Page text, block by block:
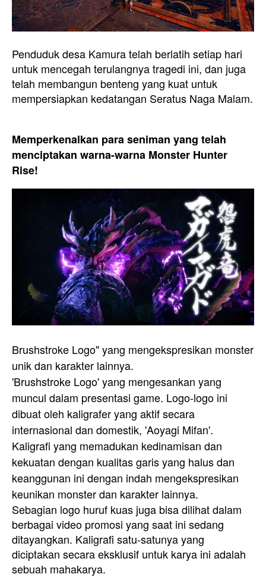
Penduduk desa Kamura telah berlatih setiap hari
untuk mencegah terulangnya tragedi ini, dan juga
telah membangun benteng yang kuat untuk
mempersiapkan kedatangan Seratus Naga Malam.
Memperkenalkan para seniman yang telah
menciptakan warna-warna Monster Hunter
Rise!
Brushstroke Logo" yang mengekspresikan monster
unik dan karakter lainnya.
'Brushstroke Logo' yang mengesankan yang
muncul dalam presentasi game. Logo-logo ini
dibuat oleh kaligrafer yang aktif secara
internasional dan domestik, 'Aoyagi Mifan'.
Kaligrafi yang memadukan kedinamisan dan
kekuatan dengan kualitas garis yang halus dan
keanggunan ini dengan indah mengekspresikan
keunikan monster dan karakter lainnya.
Sebagian logo huruf kuas juga bisa dilihat dalam
berbagai video promosi yang saat ini sedang
ditayangkan. Kaligrafi satu-satunya yang
diciptakan secara eksklusif untuk karya ini adalah
sebuah mahakarya.